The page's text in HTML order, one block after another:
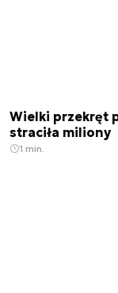
Wielki przekręt
straciła miliony
1 min.